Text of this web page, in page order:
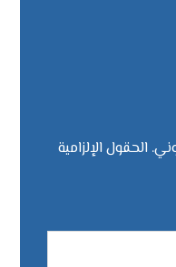
الحقول الإلزامية